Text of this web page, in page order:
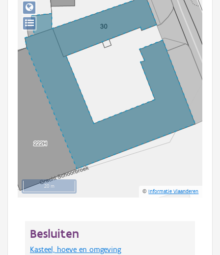
Aanmelden
20 m
©Informatie Vlaanderen
Besluiten
Kasteel, hoeve en omgeving